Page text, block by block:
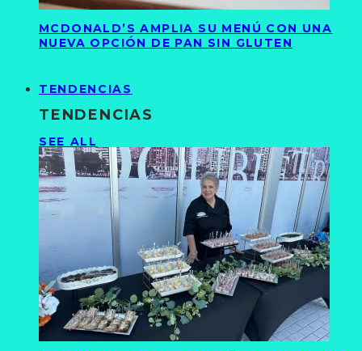
MCDONALD’S AMPLIA SU MENÚ CON UNA
NUEVA OPCIÓN DE PAN SIN GLUTEN
TENDENCIAS
TENDENCIAS
SEE ALL